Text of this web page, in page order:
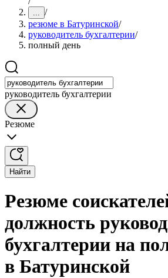
... /
резюме в Батуринской/
руководитель бухгалтерии/
полный день
руководитель бухгалтерии
Резюме
Найти
Резюме
должность
бухгалтерии на
в Батуринской